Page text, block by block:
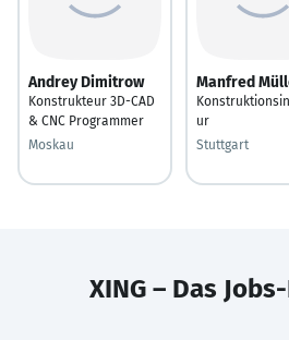
Andrey Dimitrow
Konstrukteur 3D-CAD
& CNC Programmer
Moskau
Manfred
ur
Stuttgart
XING – Das